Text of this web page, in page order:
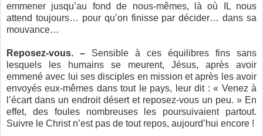
emmener jusqu’au fond de nous-mêmes, là où IL nous
attend toujours… pour qu’on finisse par décider… dans sa
mouvance…
Reposez-vous. – Sensible à ces équilibres fins sans
lesquels les humains se meurent, Jésus, après avoir
emmené avec lui ses disciples en mission et après les avoir
envoyés eux-mêmes dans tout le pays, leur dit : « Venez à
l’écart dans un endroit désert et reposez-vous un peu. » En
effet, des foules nombreuses les poursuivaient partout.
Suivre le Christ n’est pas de tout repos, aujourd’hui encore !